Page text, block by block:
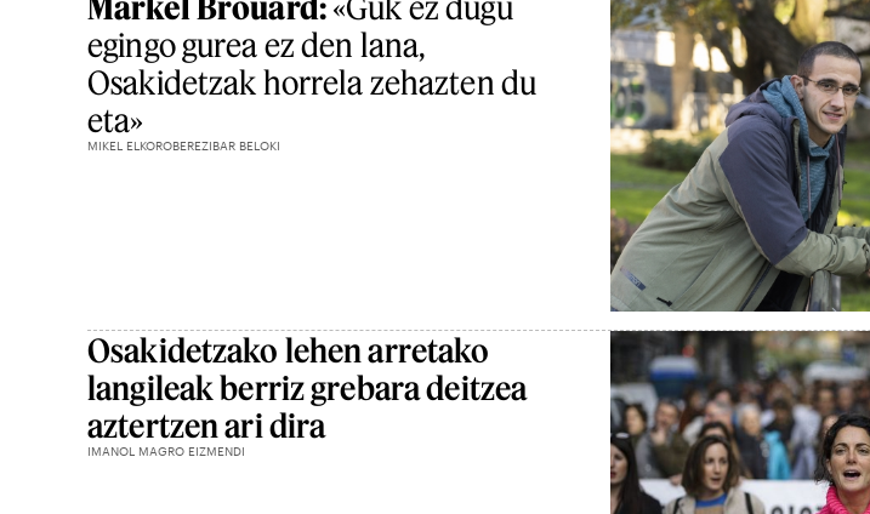
egingo gurea ez den lana,
Osakidetzak horrela zehazten du
eta»
MIKEL ELKOROBEREZIBAR BELOKI
Osakidetzako lehen arretako
langileak berriz grebara deitzea
aztertzen ari dira
IMANOL MAGRO EIZMENDI